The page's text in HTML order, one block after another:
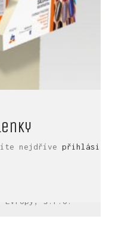
nejdříve přihlásit
Evropy, s.r.o.